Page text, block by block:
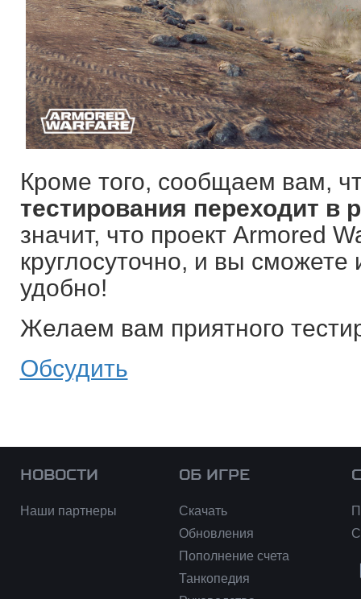
Кроме того, сообщаем вам,
тестирования переходит в
значит, что проект Armored
круглосуточно, и вы сможете
удобно!
Желаем вам приятного
Обсудить
НОВОСТИ
Наши партнеры
ОБ ИГРЕ
Скачать
Обновления
Пополнение счета
Танкопедия